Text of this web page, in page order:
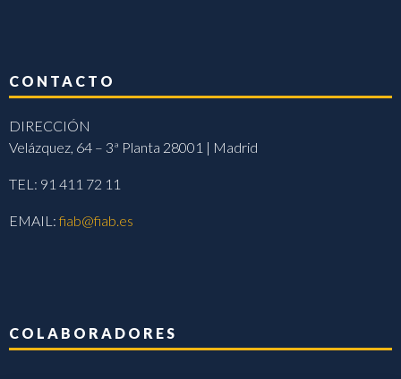
CONTACTO
DIRECCIÓN
Velázquez, 64 – 3ª Planta 28001 | Madrid
TEL: 91 411 72 11
EMAIL:fiab@fiab.es
COLABORADORES